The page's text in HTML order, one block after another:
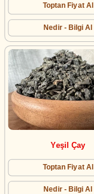
Toptan Fiyat Al
Nedir - Bilgi Al
Yeşil Çay
Toptan Fiyat Al
Nedir - Bilgi Al